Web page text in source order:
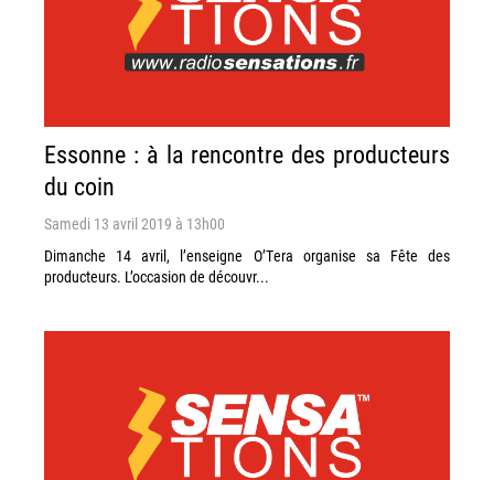
Essonne : à la rencontre des producteurs
du coin
Samedi 13 avril 2019 à 13h00
Dimanche 14 avril, l’enseigne O’Tera organise sa Fête des
producteurs. L’occasion de découvr...